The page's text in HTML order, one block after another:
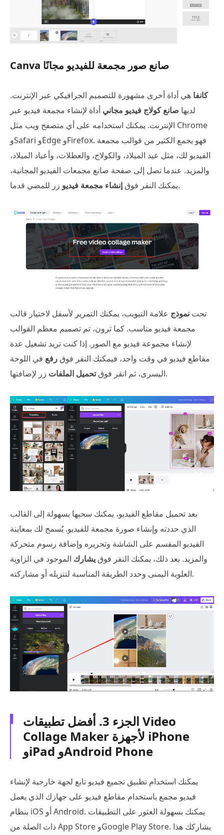
Canva صانع صور مجمعة للفيديو مجانًا
كانفا هي أداة أخرى مشهورة للتصميم الجرافيكي عبر الإنترنت.
لديها صانع كولاج فيديو مجاني أداة لإنشاء مجمعة فيديو عبر
الإنترنت. يمكنك استخدامه على أي متصفح ويب مثل Chrome
وSafari وEdge وFirefox. فهو يجمع الكثير من قوالب مجمعة
الفيديو لك، مثل عيد الميلاد، والكولاج، والعطلات، وأعياد الميلاد،
والمزيد. عندما تصل إلى صفحة صانع مجمعات الفيديو المجانية،
يمكنك النقر فوقإنشاء مجمعة فيديو زر للمضي قدما.
تحت نموذج علامة التبويب، يمكنك التمرير لأسفل لاختيار قالب
مجمعة فيديو مناسب. كما ترون، تم تصميم معظم القوالب
لإنشاء مجموعة فيديو مع الصور. إذا كنت تريد تشغيل عدة
مقاطع فيديو في وقت واحد، فيمكنك النقر فوقرفع في اللوحة
اليسرى، ثم انقر فوقتحميل الملفات زر لإضافتها.
بعد تحميل مقاطع الفيديو، يمكنك سحبها بسهولة إلى القالب
الذي حددته وإنشاء صورة مجمعة للفيديو. يُسمح لك بمعاينة
الفيديو المقسم على الشاشة وتحريره وإضافة رسوم متحركة
والمزيد. بعد ذلك، يمكنك النقر فوقيشارك الموجود في الزاوية
العلوية اليمنى وحدد الطريقة المناسبة لتنزيله أو مشاركته.
الجزء 3. أفضل تطبيقات Video
Collage Maker لأجهزة iPhone
وiPad وAndroid Phone
يمكنك استخدام تطبيق تجميع فيديو تابع لجهة خارجية لإنشاء
فيديو مجمع باستخدام مقاطع فيديو على جهازك الذي يعمل
بنظام iOS أو Android. يمكنك بسهولة العثور على التطبيقات
ذات الصلة من App Store وGoogle Play Store. يشاركك هذا